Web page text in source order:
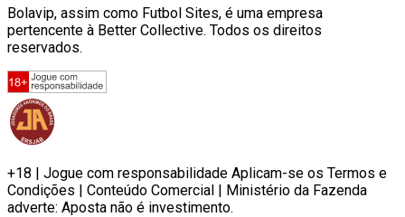
Bolavip, assim como Futbol Sites, é uma empresa
pertencente à Better Collective. Todos os direitos
reservados.
+18 | Jogue com responsabilidade Aplicam-se os Termos e
Condições | Conteúdo Comercial | Ministério da Fazenda
adverte: Aposta não é investimento.